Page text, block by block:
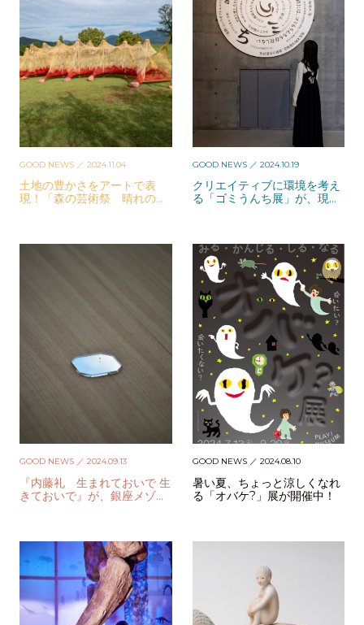
GOOD NEWS ／ 2024.11.04
土地の豊かさをアートで表
現！「森の芸術祭 晴れの
GOOD NEWS／ 2024.10.19
クリエイティブに環境を考え
る「ゴミうんち展」が、現在
GOOD NEWS ／ 2024.09.13
『内藤礼 生まれておいで 生
きておいで』が、銀座メゾン
GOOD NEWS／ 2024.08.10
暑い夏、ちょっと涼しくなれ
る「オバケ?」展が開催中！